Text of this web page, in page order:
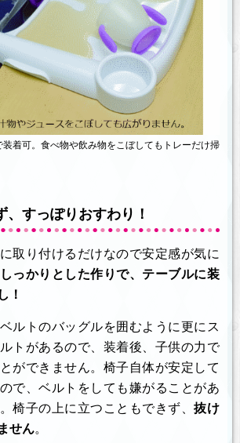
装着可。食べ物や飲み物をこぼしてもトレーだけ掃
すっぽりおすわり！
取り付けるだけなので安定感が気に
しっかりとした作りで、テーブルに装
！
ルトのバッグルを囲むように更にス
トがあるので、装着後、子供の力で
ができません。椅子自体が安定して
で、ベルトをしても嫌がることがあ
椅子の上に立つこともできず、抜け
せん。